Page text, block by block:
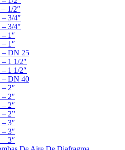
1/2″
3/4″
3/4″
1″
1″
– DN 25
1 1/2″
1 1/2″
– DN 40
2″
2″
2″
2”
3″
3″
3″